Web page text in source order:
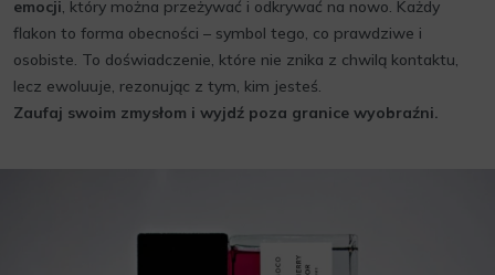
emocji, który można przeżywać i odkrywać na nowo. Każdy
flakon to forma obecności – symbol tego, co prawdziwe i
osobiste. To doświadczenie, które nie znika z chwilą kontaktu,
lecz ewoluuje, rezonując z tym, kim jesteś.
Zaufaj swoim zmysłom i wyjdź poza granice wyobraźni.